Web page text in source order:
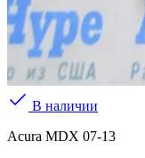
В наличии
Acura MDX 07-13